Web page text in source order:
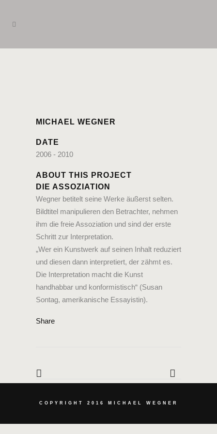
MICHAEL WEGNER
DATE
2006 - 2010
ABOUT THIS PROJECT
DIE ASSOZIATION
Wegner betitelt seine Werke äußerst selten.
Bildtitel manipulieren den Betrachter, nehmen
ihm die freie Assoziation und sind der erste
Schritt zur Interpretation.
„Wer ein Kunstwerk auf seinen Inhalt reduziert
und diesen dann interpretiert, der zähmt es.
Die Interpretation macht die Kunst
handhabbar und konformistisch“ (Susan
Sontag, amerikanische Essayistin).
Share
COPYRIGHT 2016 MICHAEL WEGNER